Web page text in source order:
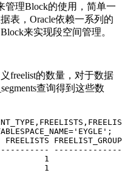
管理Block的使用，简单一
表，Oracle依赖一系列的
来实现段空间管理。
freelist的数量，对于数据
查询得到这些数
FREELISTS
1
1